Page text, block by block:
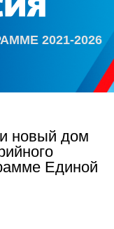
2021-2026
новый дом
Единой